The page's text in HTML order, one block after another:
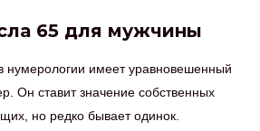
65 для мужчины
нумерологии имеет уравновешенный
Он ставит значение собственных
но редко бывает одинок.